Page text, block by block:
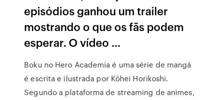
episódios ganhou um trailer
mostrando o que os fãs podem
esperar. O vídeo …
Boku no Hero Academia é uma série de mangá
é escrita e ilustrada por Kōhei Horikoshi.
Segundo a plataforma de streaming de animes,